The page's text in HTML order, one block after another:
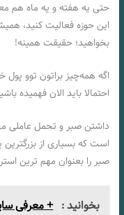
حتی یه هفته و یه ماه هم
این حوزه فعالیت کنید،
بخواهید؛ حقیقت همینه!
اگه همه‌چیز براتون توو
احتمالا باید الان فهمیده
داشتن صبر و تحمل عاملی
است که بسیاری از بزرگترین
صبر را بعنوان مهم ترین
بخوانید : + معرفی